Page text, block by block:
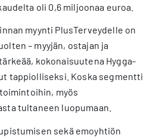
oli 0,6 miljoonaa euroa.
myynti PlusTerveydelle on
– myyjän, ostajan ja
kokonaisuutena Hygga-
tappiolliseksi. Koska segmentti
myös
tultaneen luopumaan.
sekä emoyhtiön